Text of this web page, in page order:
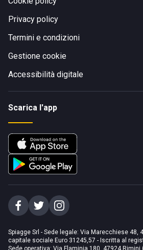
Privacy policy
Termini e condizioni
Gestione cookie
Accessibilità digitale
Scarica l'app
Spiagge Srl - Sede legale: Via Marecchiese 48,
capitale sociale Euro 31245,57 - Iscritta al
Sede operativa: Via Flaminia 180, 47924 Rimini